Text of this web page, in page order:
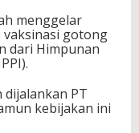
menggelar
gotong
dari Himpunan
dijalankan PT
kebijakan ini